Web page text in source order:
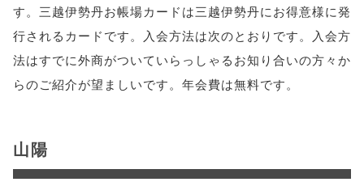
す。三越伊勢丹お帳場カードは三越伊勢丹にお得意様に発
行されるカードです。入会方法は次のとおりです。入会方
法はすでに外商がついていらっしゃるお知り合いの方々か
らのご紹介が望ましいです。年会費は無料です。
山陽